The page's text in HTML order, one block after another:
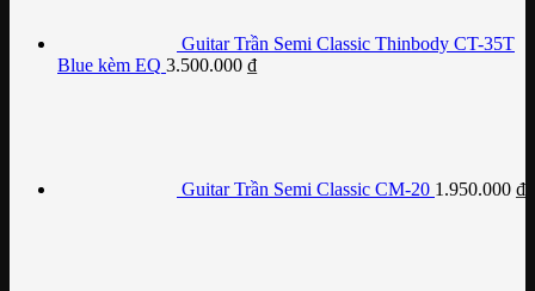
Guitar Trần Semi Classic Thinbody CT-35T
Blue kèm EQ 3.500.000 ₫
Guitar Trần Semi Classic CM-20 1.950.000 ₫